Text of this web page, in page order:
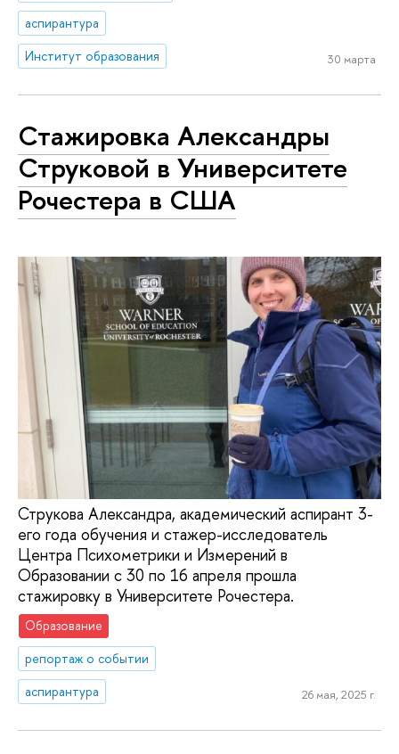
аспирантура
Институт образования
30 марта
Стажировка Александры
Струковой в Университете
Рочестера в США
Струкова Александра, академический аспирант 3-
его года обучения и стажер-исследователь
Центра Психометрики и Измерений в
Образовании с 30 по 16 апреля прошла
стажировку в Университете Рочестера.
Образование
репортаж о событии
аспирантура
26 мая, 2025 г.